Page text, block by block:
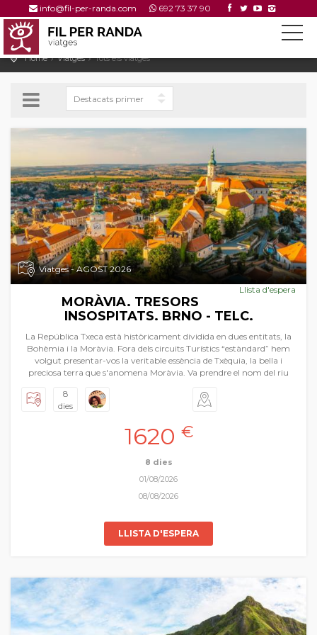
info@fil-per-randa.com 692 73 37 90
Home Viatges Tots els viatges
Viatges - AGOST 2026
Llista d'espera
MORÀVIA. TRESORS
INSOSPITATS. BRNO - TELC.
La República Txeca està històricament dividida en dues entitats, la
Bohèmia i la Moràvia. Fora dels circuits Turístics “estàndard” hem
volgut presentar-vos la veritable essència de Txèquia, la bella i
preciosa terra que s'anomena Moràvia. Va prendre el nom del riu
capital Brno, ciutats i viles precioses com Telč, Kroměříž, Olomouc
etc.. Castells, ciutats medievals i barroques, pobles com de postal i
algunes de les millors cerveses que ens regala la regió i una
gastronomia rotunda plena de notes centreeuropees. És un viatge
a part sencera.
8
dies
1620 €
8 dies
01/08/2026
08/08/2026
LLISTA D'ESPERA